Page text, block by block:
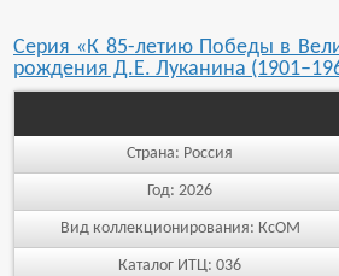
Серия «К 85-летию Победы в
рождения Д.Е. Луканина
Страна: Россия
Год: 2026
Вид коллекционирования: КсОМ
Каталог ИТЦ: 036